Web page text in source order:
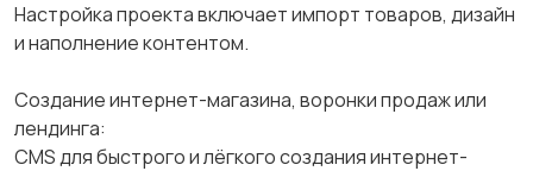
Настройка проекта включает импорт товаров, дизайн
и наполнение контентом.
Создание интернет-магазина, воронки продаж или
лендинга:
CMS для быстрого и лёгкого создания интернет-